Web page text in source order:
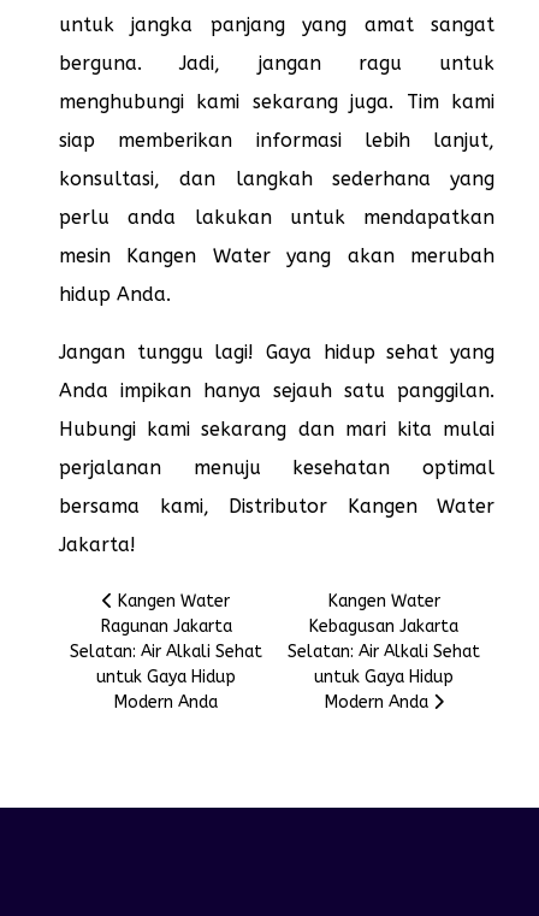
untuk jangka panjang yang amat sangat
berguna. Jadi, jangan ragu untuk
menghubungi kami sekarang juga. Tim kami
siap memberikan informasi lebih lanjut,
konsultasi, dan langkah sederhana yang
perlu anda lakukan untuk mendapatkan
mesin Kangen Water yang akan merubah
hidup Anda.
Jangan tunggu lagi! Gaya hidup sehat yang
Anda impikan hanya sejauh satu panggilan.
Hubungi kami sekarang dan mari kita mulai
perjalanan menuju kesehatan optimal
bersama kami, Distributor Kangen Water
Jakarta!
Previous article: Kangen Water Ragunan Jakarta
Kangen Water
Ragunan Jakarta
Selatan: Air Alkali Sehat
untuk Gaya Hidup
Modern Anda
Next article: Kangen
Kangen Water
Kebagusan Jakarta
Selatan: Air Alkali Sehat
untuk Gaya Hidup
Modern Anda